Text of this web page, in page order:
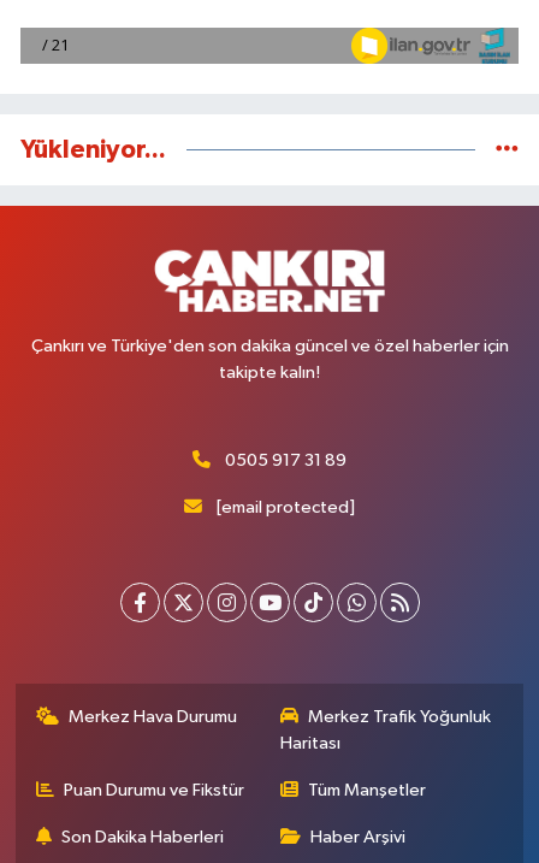
Yükleniyor...
Çankırı ve Türkiye'den son dakika güncel ve özel haberler için
takipte kalın!
0505 917 31 89
[email protected]
Merkez Hava Durumu
Merkez Trafik Yoğunluk
Haritası
Puan Durumu ve Fikstür Tüm Manşetler
Son Dakika Haberleri Haber Arşivi